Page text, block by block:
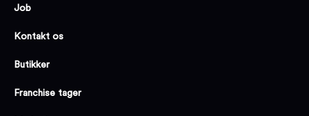
Job
Kontakt os
Butikker
Franchise tager